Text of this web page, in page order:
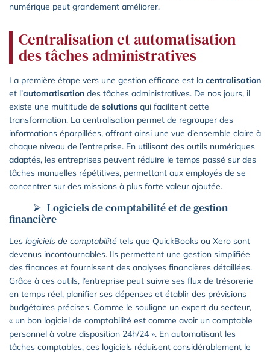
numérique peut grandement améliorer.
Centralisation et automatisation
des tâches administratives
La première étape vers une gestion efficace est la centralisation
et l’automatisation des tâches administratives. De nos jours, il
existe une multitude de solutions qui facilitent cette
transformation. La centralisation permet de regrouper des
informations éparpillées, offrant ainsi une vue d’ensemble claire à
chaque niveau de l’entreprise. En utilisant des outils numériques
adaptés, les entreprises peuvent réduire le temps passé sur des
tâches manuelles répétitives, permettant aux employés de se
concentrer sur des missions à plus forte valeur ajoutée.
Logiciels de comptabilité et de gestion
financière
Les logiciels de comptabilité tels que QuickBooks ou Xero sont
devenus incontournables. Ils permettent une gestion simplifiée
des finances et fournissent des analyses financières détaillées.
Grâce à ces outils, l’entreprise peut suivre ses flux de trésorerie
en temps réel, planifier ses dépenses et établir des prévisions
budgétaires précises. Comme le souligne un expert du secteur,
« un bon logiciel de comptabilité est comme avoir un comptable
personnel à votre disposition 24h/24 ». En automatisant les
tâches comptables, ces logiciels réduisent considérablement le